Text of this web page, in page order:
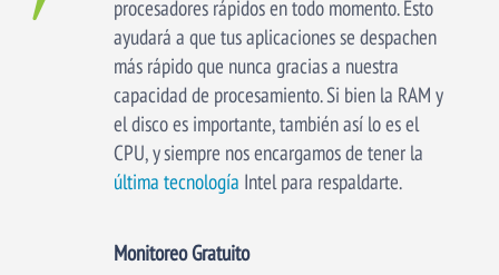
procesadores rápidos en todo momento. Esto
ayudará a que tus aplicaciones se despachen
más rápido que nunca gracias a nuestra
capacidad de procesamiento. Si bien la RAM y
el disco es importante, también así lo es el
CPU, y siempre nos encargamos de tener la
última tecnología Intel para respaldarte.
Monitoreo Gratuito